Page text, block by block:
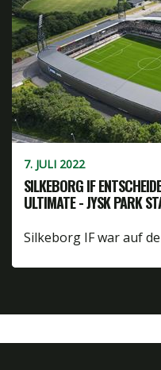
7. JULI 2022
SILKEBORG IF
ULTIMATE - JYSK PARK
Silkeborg IF war auf